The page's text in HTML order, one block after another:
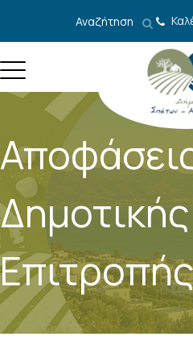
Αναζήτηση
Δημοτικής
Επιτροπής